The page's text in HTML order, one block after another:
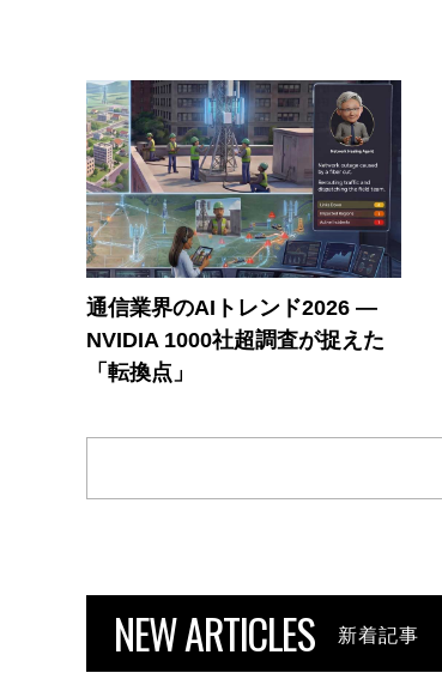
通信業界のAIトレンド2026 ―
NVIDIA 1000社超調査が捉えた
「転換点」
NEW ARTICLES 新着記事